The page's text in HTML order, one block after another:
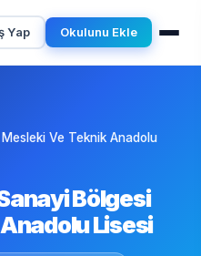
Yap Okulunu Ekle
Ve Teknik Anadolu
Bölgesi
Lisesi